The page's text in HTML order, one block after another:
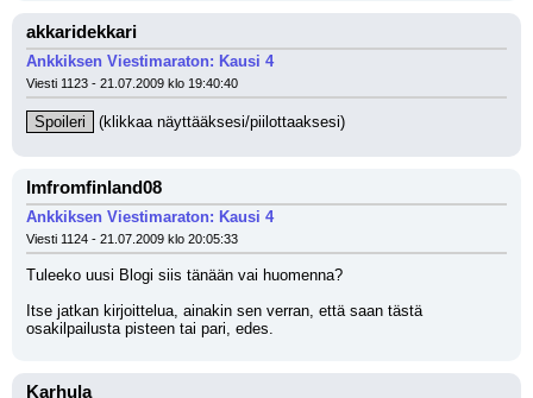
akkaridekkari
Ankkiksen Viestimaraton: Kausi 4
Viesti 1123 - 21.07.2009 klo 19:40:40
Spoileri (klikkaa näyttääksesi/piilottaaksesi)
Imfromfinland08
Ankkiksen Viestimaraton: Kausi 4
Viesti 1124 - 21.07.2009 klo 20:05:33
Tuleeko uusi Blogi siis tänään vai huomenna?
Itse jatkan kirjoittelua, ainakin sen verran, että saan tästä
osakilpailusta pisteen tai pari, edes.
Karhula